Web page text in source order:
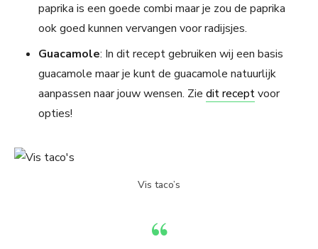
paprika is een goede combi maar je zou de paprika
ook goed kunnen vervangen voor radijsjes.
Guacamole: In dit recept gebruiken wij een basis
guacamole maar je kunt de guacamole natuurlijk
aanpassen naar jouw wensen. Zie dit receptvoor
opties!
Vis taco’s